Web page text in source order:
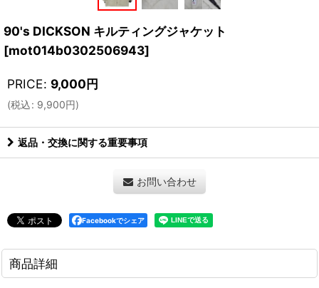
90's DICKSON キルティングジャケット
[mot014b0302506943]
PRICE: 9,000円
(税込: 9,900円)
返品・交換に関する重要事項
お問い合わせ
Facebookでシェア
商品詳細